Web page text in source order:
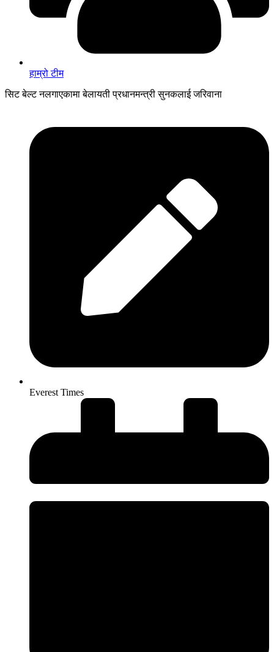
हाम्रो टीम
सिट बेल्ट नलगाएकामा बेलायती प्रधानमन्त्री सुनकलाई जरिवाना
Everest Times